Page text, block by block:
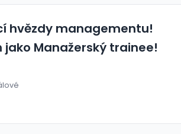
hvězdy managementu!
jako Manažerský trainee!